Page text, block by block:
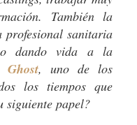
También la
profesional sanitaria
dando vida a la
Ghost, uno de los
los tiempos que
siguiente papel?